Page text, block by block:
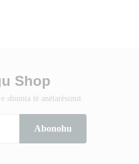
Shop
shumta të anëtarësimit